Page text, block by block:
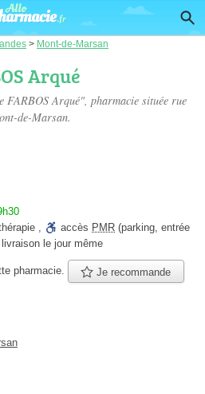
> Mont-de-Marsan
Arqué
FARBOS Arqué", pharmacie située rue
de-Marsan.
, accès PMR (parking, entrée
livraison le jour même
pharmacie. Je recommande